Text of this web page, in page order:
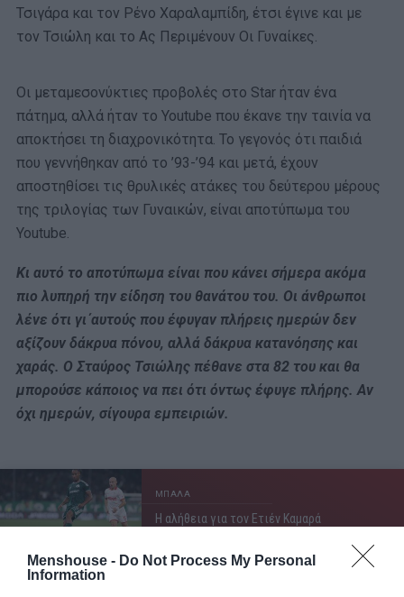
Menshouse - Do Not Process My Personal
Information
Τσιγάρα και τον Ρένο Χαραλαμπίδη, έτσι έγινε και με
τον Τσιώλη και το Ας Περιμένουν Οι Γυναίκες.
Οι μεταμεσονύκτιες προβολές στο Star ήταν ένα
πάτημα, αλλά ήταν το Youtube που έκανε την ταινία να
αποκτήσει τη διαχρονικότητα. Το γεγονός ότι παιδιά
που γεννήθηκαν από το ’93-’94 και μετά, έχουν
αποστηθίσει τις θρυλικές ατάκες του δεύτερου μέρους
της τριλογίας των Γυναικών, είναι αποτύπωμα του
Youtube.
Κι αυτό το αποτύπωμα είναι που κάνει σήμερα ακόμα
πιο λυπηρή την είδηση του θανάτου του. Οι άνθρωποι
λένε ότι γι΄αυτούς που έφυγαν πλήρεις ημερών δεν
αξίζουν δάκρυα πόνου, αλλά δάκρυα κατανόησης και
χαράς. Ο Σταύρος Τσιώλης πέθανε στα 82 του και θα
μπορούσε κάποιος να πει ότι όντως έφυγε πλήρης. Αν
όχι ημερών, σίγουρα εμπειριών.
ΜΠΑΛΑ
Η αλήθεια για τον Ετιέν Καμαρά